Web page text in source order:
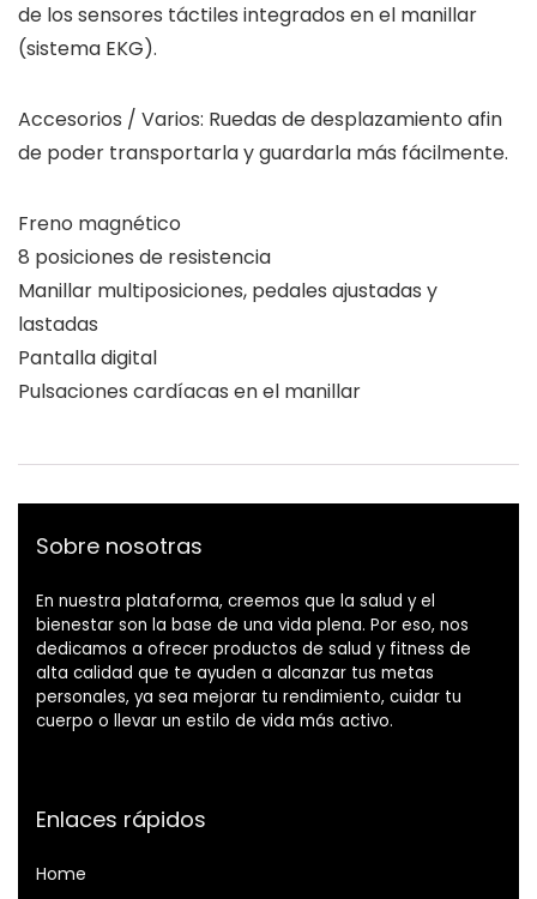
de los sensores táctiles integrados en el manillar
(sistema EKG).
Accesorios / Varios: Ruedas de desplazamiento afin
de poder transportarla y guardarla más fácilmente.
Freno magnético
8 posiciones de resistencia
Manillar multiposiciones, pedales ajustadas y
lastadas
Pantalla digital
Pulsaciones cardíacas en el manillar
Sobre nosotras
En nuestra plataforma, creemos que la salud y el
bienestar son la base de una vida plena. Por eso, nos
dedicamos a ofrecer productos de salud y fitness de
alta calidad que te ayuden a alcanzar tus metas
personales, ya sea mejorar tu rendimiento, cuidar tu
cuerpo o llevar un estilo de vida más activo.
Enlaces rápidos
Home